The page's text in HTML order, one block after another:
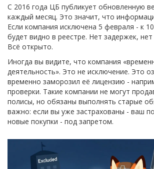
С 2016 года ЦБ публикует обновленную
каждый месяц. Это значит, что
Если компания исключена 5 февраля - к
будет видно в реестре. Нет задержек,
Всё открыто.
Иногда вы видите, что компания
деятельность». Это не исключение. Это
временно заморозил её лицензию -
проверки. Такие компании не могут
полисы, но обязаны выполнять старые
важно: если вы уже застрахованы - ваш
новые покупки - под запретом.